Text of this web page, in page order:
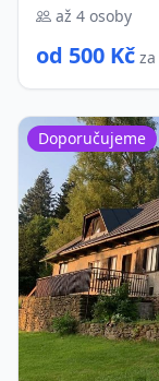
až 4 osoby
od 500 Kč
Doporučujeme